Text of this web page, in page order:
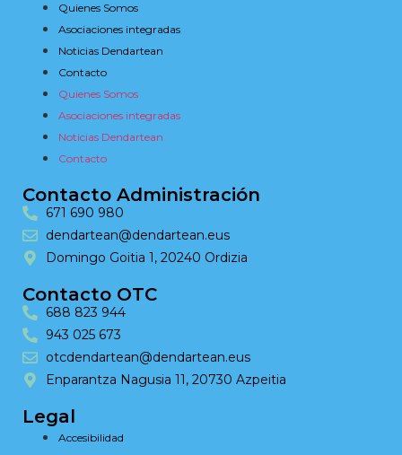
Quienes Somos
Asociaciones integradas
Noticias Dendartean
Contacto
Quienes Somos
Asociaciones integradas
Noticias Dendartean
Contacto
Contacto Administración
671 690 980
dendartean@dendartean.eus
Domingo Goitia 1, 20240 Ordizia
Contacto OTC
688 823 944
943 025 673
otcdendartean@dendartean.eus
Enparantza Nagusia 11, 20730 Azpeitia
Legal
Accesibilidad